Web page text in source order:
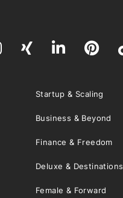
Startup & Scaling
Business & Beyond
Finance & Freedom
Deluxe & Destinations
Female & Forward